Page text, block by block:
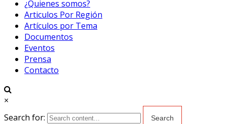
¿Quienes somos?
Articulos Por Región
Artículos por Tema
Documentos
Eventos
Prensa
Contacto
×
Search for: